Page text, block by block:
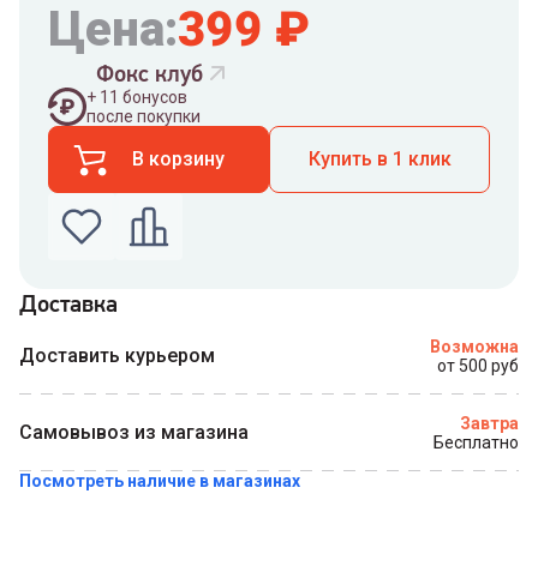
Цена:399 ₽
Фокс клуб
+ 11 бонусов
после покупки
В корзину Купить в 1 клик
связаться с вами
Доставка
Доставить курьером
Возможна
от 500 руб
Самовывоз из магазина
Завтра
Бесплатно
Посмотреть наличие в магазинах